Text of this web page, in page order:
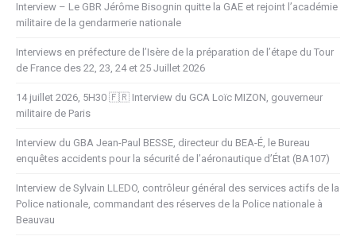
Interview – Le GBR Jérôme Bisognin quitte la GAE et rejoint l’académie
militaire de la gendarmerie nationale
Interviews en préfecture de l’Isère de la préparation de l’étape du Tour
de France des 22, 23, 24 et 25 Juillet 2026
14 juillet 2026, 5H30 🇫🇷 Interview du GCA Loïc MIZON, gouverneur
militaire de Paris
Interview du GBA Jean-Paul BESSE, directeur du BEA-É, le Bureau
enquêtes accidents pour la sécurité de l’aéronautique d’État (BA107)
Interview de Sylvain LLEDO, contrôleur général des services actifs de la
Police nationale, commandant des réserves de la Police nationale à
Beauvau